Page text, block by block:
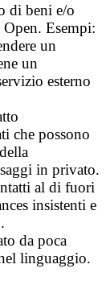
di beni e/o
Esempi:
un
un
esterno
che possono
in privato.
al di fuori
insistenti e
da poca
linguaggio.